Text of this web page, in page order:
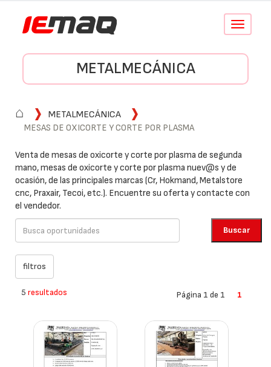
Conmutar
METALMECÁNICA
⌂
METALMECÁNICA
MESAS DE OXICORTE Y CORTE POR PLASMA
Venta de mesas de oxicorte y corte por plasma de segunda
mano, mesas de oxicorte y corte por plasma nuev@s y de
ocasión, de las principales marcas (Cr, Hokmand, Metalstore
cnc, Praxair, Tecoi, etc.). Encuentre su oferta y contacte con
el vendedor.
5 resultados Página 1 de 1 1